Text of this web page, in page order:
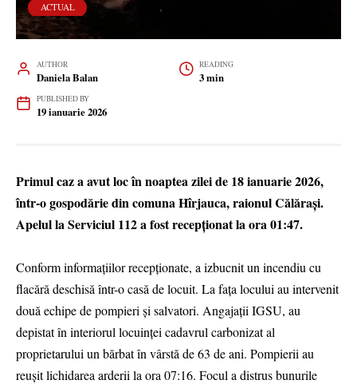
ACTUAL
AUTHOR
Daniela Balan
READING
3 min
PUBLISHED BY
19 ianuarie 2026
Primul caz a avut loc în noaptea zilei de 18 ianuarie 2026,
într-o gospodărie din comuna Hîrjauca, raionul Călărași.
Apelul la Serviciul 112 a fost recepționat la ora 01:47.
Conform informațiilor recepționate, a izbucnit un incendiu cu
flacără deschisă într-o casă de locuit. La fața locului au intervenit
două echipe de pompieri și salvatori. Angajații IGSU, au
depistat în interiorul locuinței cadavrul carbonizat al
proprietarului un bărbat în vârstă de 63 de ani. Pompierii au
reușit lichidarea arderii la ora 07:16. Focul a distrus bunurile